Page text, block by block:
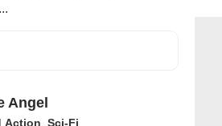
Angel
| Action Sci-Fi